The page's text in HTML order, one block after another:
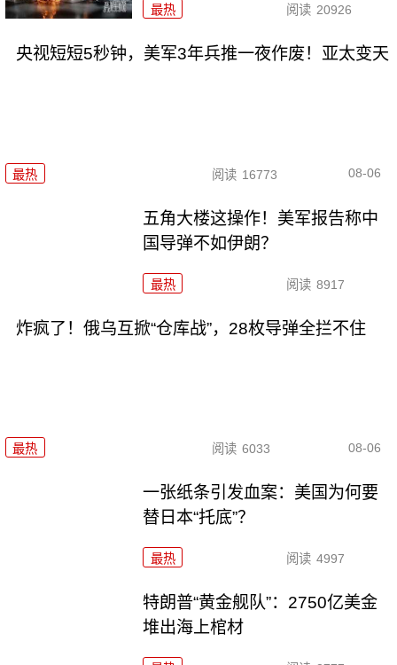
最热 阅读 20926
央视短短5秒钟，美军3年兵推一夜作废！亚太变天
最热 阅读 16773 08-06
五角大楼这操作！美军报告称中
国导弹不如伊朗？
最热 阅读 8917
炸疯了！俄乌互掀“仓库战”，28枚导弹全拦不住
最热 阅读 6033 08-06
一张纸条引发血案：美国为何要
替日本“托底”？
最热 阅读 4997
特朗普“黄金舰队”：2750亿美金
堆出海上棺材